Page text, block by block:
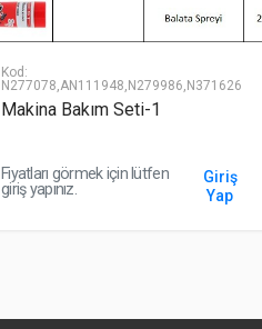
Kod:
N277078,AN111948,N279986,N371626
Makina Bakım Seti-1
Fiyatları görmek için lütfen
giriş yapınız.
Giriş
Yap